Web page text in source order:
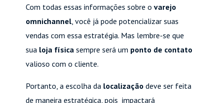
Com todas essas informações sobre ovarejo
omnichannel , você já pode potencializar suas
vendas com essa estratégia. Mas lembre-se que
sua loja física sempre será um ponto de contato
valioso com o cliente.
Portanto, a escolha da localização deve ser feita
de maneira estratégica, pois impactará